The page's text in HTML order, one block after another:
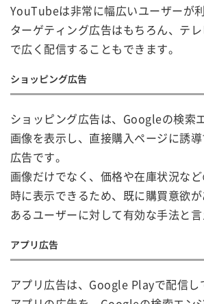
YouTubeは非常に幅広いユーザーが
ターゲティング広告はもちろん、テ
で広く配信することもできます。
ショッピング広告
ショッピング広告は、Googleの検索
画像を表示し、直接購入ページに誘
広告です。
画像だけでなく、価格や在庫状況な
時に表示できるため、既に購買意欲
あるユーザーに対して有効な手法と言
アプリ広告
アプリ広告は、Google Playで配信し